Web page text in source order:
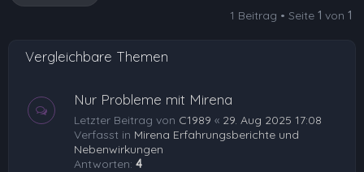
1 Beitrag • Seite 1 von 1
Vergleichbare Themen
Nur Probleme mit Mirena
Letzter Beitrag von C1989 « 29. Aug 2025 17:08
Verfasst in Mirena Erfahrungsberichte und
Nebenwirkungen
Antworten: 4